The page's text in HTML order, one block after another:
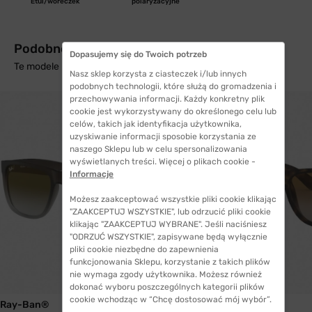
Podobne produkty z wysyłką w 24h
Te modele mogą Cię zainteresować
Ray-Ban®
WYSYŁKA 24H
Ray-Ban®
Dopasujemy się do Twoich potrzeb
Nasz sklep korzysta z ciasteczek i/lub innych
podobnych technologii, które służą do gromadzenia i
przechowywania informacji. Każdy konkretny plik
cookie jest wykorzystywany do określonego celu lub
celów, takich jak identyfikacja użytkownika,
uzyskiwanie informacji sposobie korzystania ze
naszego Sklepu lub w celu spersonalizowania
wyświetlanych treści. Więcej o plikach cookie -
Informacje
Możesz zaakceptować wszystkie pliki cookie klikając
"ZAAKCEPTUJ WSZYSTKIE", lub odrzucić pliki cookie
klikając "ZAAKCEPTUJ WYBRANE". Jeśli naciśniesz
"ODRZUĆ WSZYSTKIE", zapisywane będą wyłącznie
pliki cookie niezbędne do zapewnienia
funkcjonowania Sklepu, korzystanie z takich plików
nie wymaga zgody użytkownika. Możesz również
dokonać wyboru poszczególnych kategorii plików
cookie wchodząc w “Chcę dostosować mój wybór”.